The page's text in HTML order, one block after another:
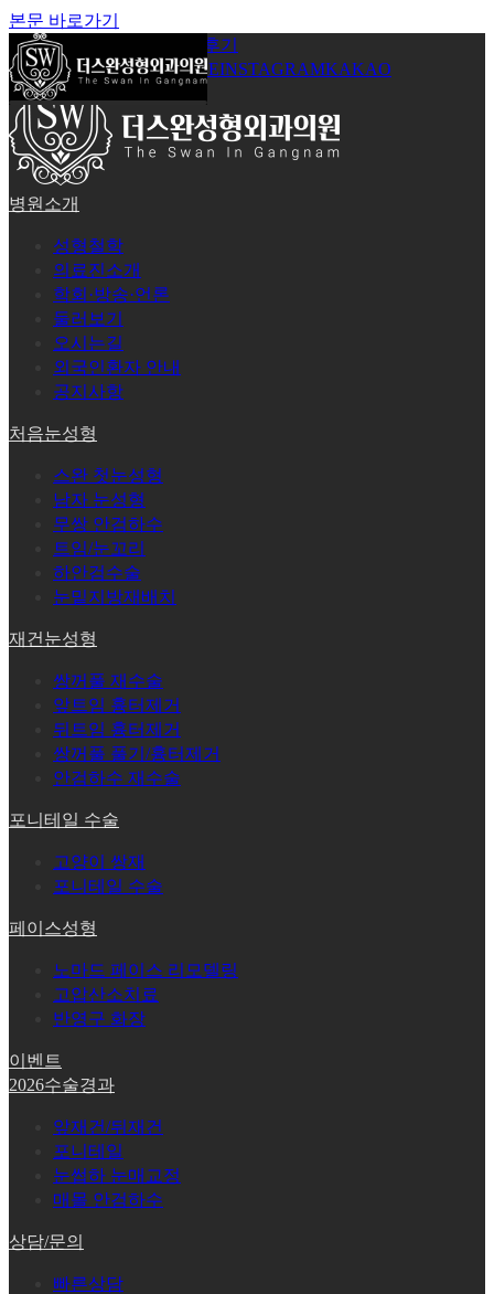
본문 바로가기
공지사항
시술후기
로그인회원가입YOUTUBEINSTAGRAMKAKAO
병원소개
성형철학
의료진소개
학회·방송·언론
둘러보기
오시는길
외국인환자 안내
공지사항
처음눈성형
스완 첫눈성형
남자 눈성형
무쌍 안검하수
트임/눈꼬리
하안검수술
눈밑지방재배치
재건눈성형
쌍꺼풀 재수술
앞트임 흉터제거
뒤트임 흉터제거
쌍꺼풀 풀기/흉터제거
안검하수 재수술
포니테일 수술
고양이 쌍재
포니테일 수술
페이스성형
노마드 페이스 리모델링
고압산소치료
반영구 화장
이벤트
2026수술경과
앞재건/뒤재건
포니테일
눈썹하 눈매교정
매몰 안검하수
상담/문의
빠른상담